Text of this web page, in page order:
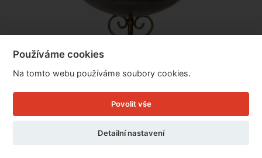
Používáme cookies
Na tomto webu používáme soubory cookies.
Povolit vše
Detailní nastavení